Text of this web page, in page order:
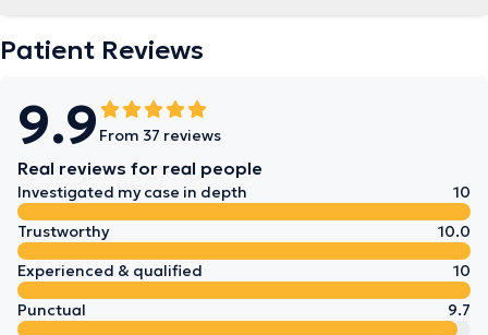
Patient Reviews
9.9 From 37 reviews
Real reviews for real people
Investigated my case in depth
10
Trustworthy
10.0
Experienced & qualified
10
Punctual
9.7